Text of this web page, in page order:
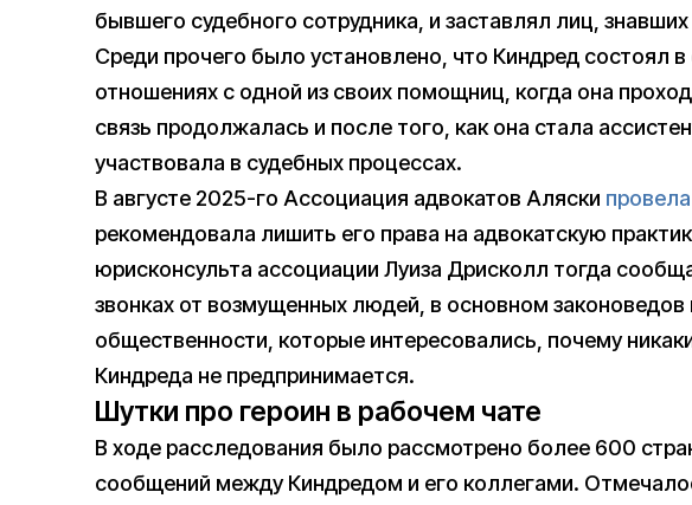
бывшего судебного сотрудника, и заставлял лиц,
Среди прочего было установлено, что Киндред состоял в
отношениях с одной из своих помощниц, когда она
связь продолжалась и после того, как она стала
участвовала в судебных процессах.
В августе 2025-го Ассоциация адвокатов Аляски
рекомендовала лишить его права на адвокатскую
юрисконсульта ассоциации Луиза Дрисколл тогда
звонках от возмущенных людей, в основном законоведов
общественности, которые интересовались, почему
Киндреда не предпринимается.
Шутки про героин в рабочем чате
В ходе расследования было рассмотрено более 600
сообщений между Киндредом и его коллегами.